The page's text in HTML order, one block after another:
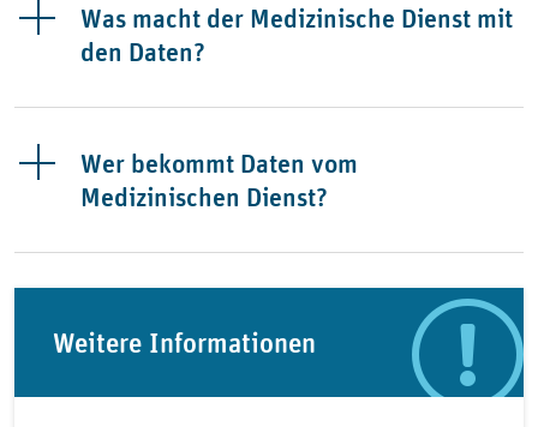
Was macht der Medizinische Dienst mit
den Daten?
Wer bekommt Daten vom
Medizinischen Dienst?
Weitere Informationen